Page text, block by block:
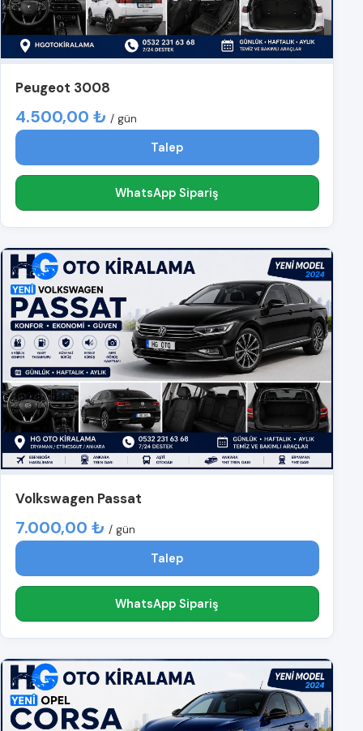
Peugeot 3008
4.500,00 ₺ / gün
Talep
WhatsApp Sipariş
Volkswagen Passat
7.000,00 ₺ / gün
Talep
WhatsApp Sipariş